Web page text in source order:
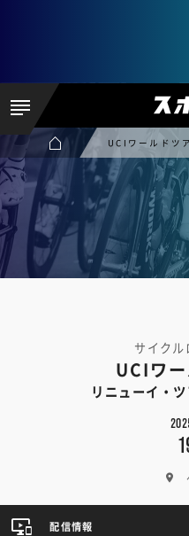
UCIワールドツ
サイクル
UCIワ
リニューイ・
配信情報